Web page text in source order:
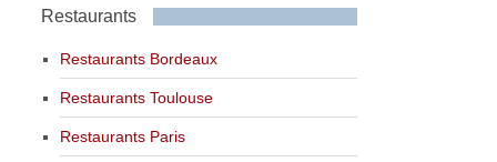
Restaurants
Restaurants Bordeaux
Restaurants Toulouse
Restaurants Paris